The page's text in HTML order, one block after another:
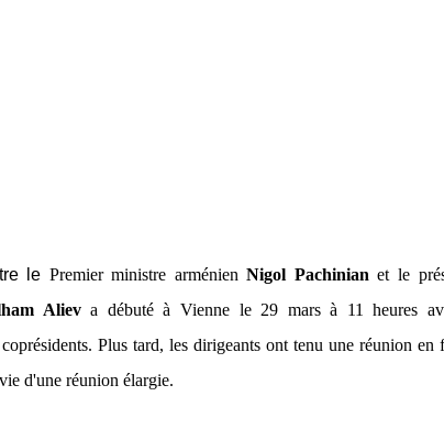
le Premier ministre arménienNigol Pachinian et le
Alieva débuté à Vienne le 29 mars à 11 heures
Plus tard, les dirigeants ont tenu une réunion en
d'une réunion élargie.